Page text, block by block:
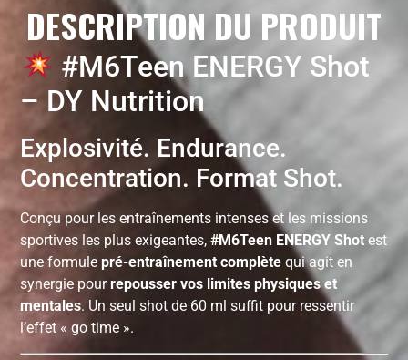
DESCRIPTION DU PRODUIT
#M6Teen ENERGY Shot
– DY Nutrition
Explosivité. Endurance.
Concentration. Format Shot.
Conçu pour les entraînements intenses et les missions
sportives les plus exigeantes,#M6Teen ENERGY Shot est
une formulepré-entraînement complète qui agit en
synergie pourrepousser vos limites physiques et
mentales. Un seul shot de 60 ml suffit pour ressentir
l’effet « go time ».